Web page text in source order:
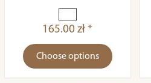
165.00 zł *
Choose options